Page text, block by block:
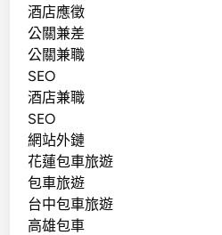
酒店應徵
公關兼差
公關兼職
SEO
酒店兼職
SEO
網站外鏈
花蓮包車旅遊
包車旅遊
台中包車旅遊
高雄包車